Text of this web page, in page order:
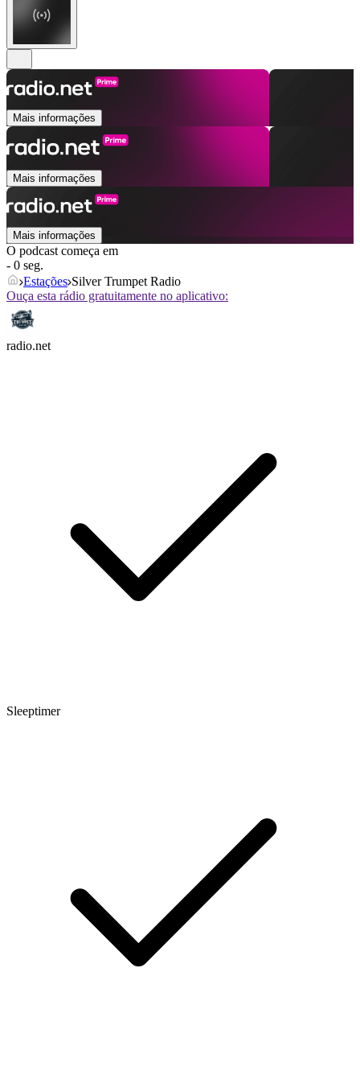
Mais informações
Mais informações
Mais informações
O podcast começa em
- 0 seg.
Estações Silver Trumpet Radio
Ouça esta rádio gratuitamente no aplicativo:
radio.net
Sleeptimer